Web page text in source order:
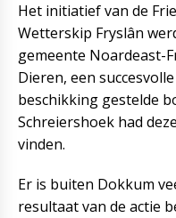
Het initiatief van de
Wetterskip Fryslân
gemeente Noardeast-
Dieren, een
beschikking gestelde
Schreiershoek had
vinden.
Er is buiten Dokkum
resultaat van de actie